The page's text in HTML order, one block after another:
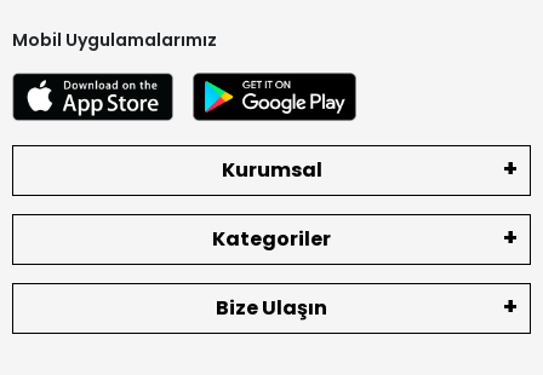
Mobil Uygulamalarımız
Kurumsal
Kategoriler
Bize Ulaşın